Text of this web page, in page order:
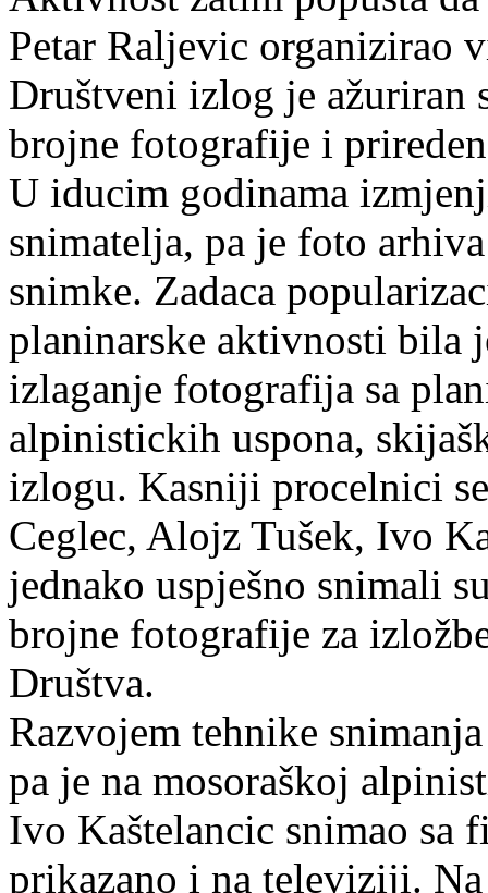
Petar Raljevic organizirao
Društveni izlog je ažuriran
brojne fotografije i
U iducim godinama
snimatelja, pa je foto
snimke. Zadaca
planinarske aktivnosti bila
izlaganje fotografija sa
alpinistickih uspona,
izlogu. Kasniji procelnici
Ceglec, Alojz Tušek, Ivo
jednako uspješno snimali
brojne fotografije za
Društva.
Razvojem tehnike
pa je na mosoraškoj
Ivo Kaštelancic snimao sa
prikazano i na televiziji.